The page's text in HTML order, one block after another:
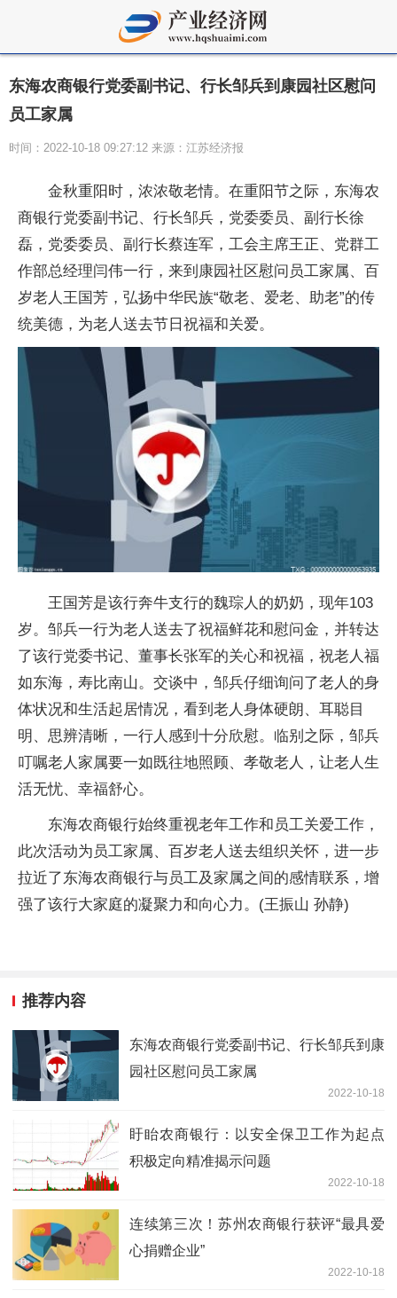
东海农商银行党委副书记、行长邹兵到康园社区慰问
员工家属
时间：2022-10-18 09:27:12 来源：江苏经济报
金秋重阳时，浓浓敬老情。在重阳节之际，东海农
商银行党委副书记、行长邹兵，党委委员、副行长徐
磊，党委委员、副行长蔡连军，工会主席王正、党群工
作部总经理闫伟一行，来到康园社区慰问员工家属、百
岁老人王国芳，弘扬中华民族“敬老、爱老、助老”的传
统美德，为老人送去节日祝福和关爱。
王国芳是该行奔牛支行的魏琮人的奶奶，现年103
岁。邹兵一行为老人送去了祝福鲜花和慰问金，并转达
了该行党委书记、董事长张军的关心和祝福，祝老人福
如东海，寿比南山。交谈中，邹兵仔细询问了老人的身
体状况和生活起居情况，看到老人身体硬朗、耳聪目
明、思辨清晰，一行人感到十分欣慰。临别之际，邹兵
叮嘱老人家属要一如既往地照顾、孝敬老人，让老人生
活无忧、幸福舒心。
东海农商银行始终重视老年工作和员工关爱工作，
此次活动为员工家属、百岁老人送去组织关怀，进一步
拉近了东海农商银行与员工及家属之间的感情联系，增
强了该行大家庭的凝聚力和向心力。(王振山 孙静)
推荐内容
东海农商银行党委副书记、行长邹兵到康
园社区慰问员工家属
2022-10-18
盱眙农商银行：以安全保卫工作为起点
积极定向精准揭示问题
2022-10-18
连续第三次！苏州农商银行获评“最具爱
心捐赠企业”
2022-10-18